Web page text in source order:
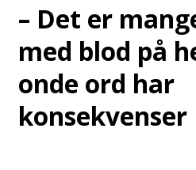
– Det er
med blod på
onde ord har
konsekvenser